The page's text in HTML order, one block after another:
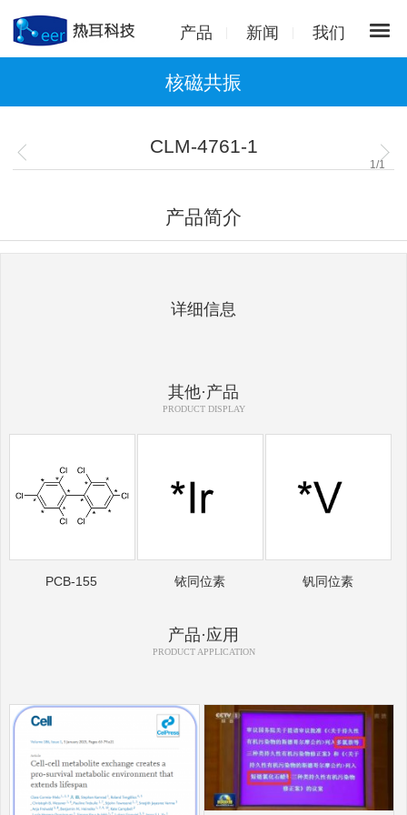
产品 新闻 我们
核磁共振
CLM-4761-1
1 /1
产品简介
详细信息
其他·产品
PRODUCT DISPLAY
PCB-155 铱同位素 钒同位素
产品·应用
PRODUCT APPLICATION